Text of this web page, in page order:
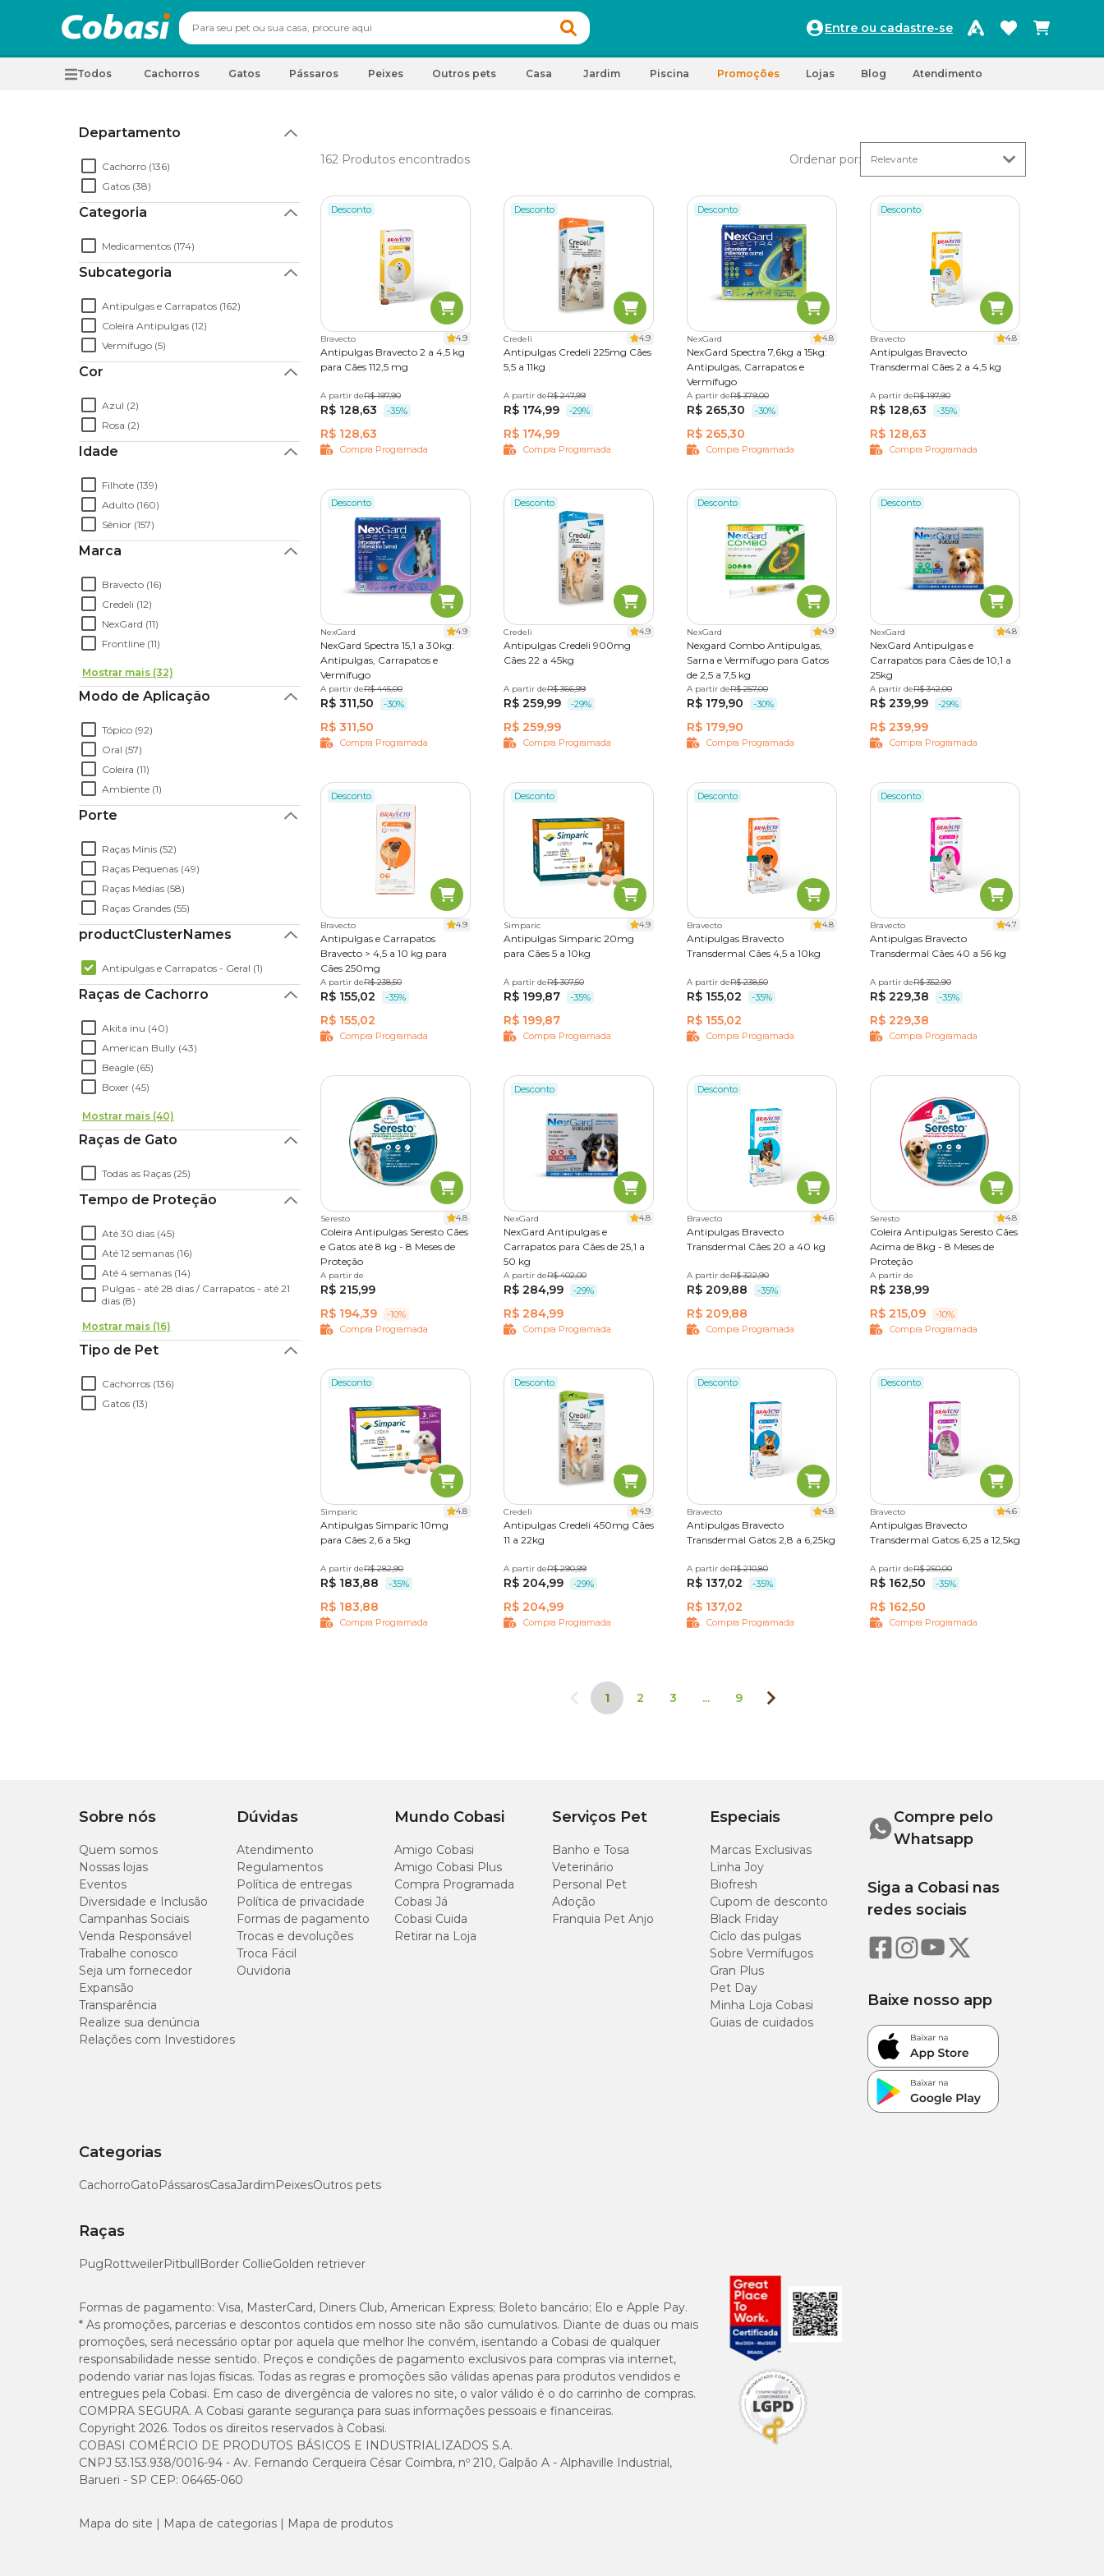
Entre ou cadastre-se
Todos Cachorros Gatos Pássaros Peixes Outros pets Casa Jardim Piscina Promoções Lojas Blog Atendimento
Departamento
Cachorro (136)
Gatos (38)
Categoria
Medicamentos (174)
Subcategoria
Antipulgas e Carrapatos (162)
Coleira Antipulgas (12)
Vermífugo (5)
Cor
Azul (2)
Rosa (2)
Idade
Filhote (139)
Adulto (160)
Sênior (157)
Marca
Bravecto (16)
Credeli (12)
NexGard (11)
Frontline (11)
Mostrar mais (32)
Modo de Aplicação
Tópico (92)
Oral (57)
Coleira (11)
Ambiente (1)
Porte
Raças Minis (52)
Raças Pequenas (49)
Raças Médias (58)
Raças Grandes (55)
productClusterNames
Antipulgas e Carrapatos - Geral (1)
Raças de Cachorro
Akita inu (40)
American Bully (43)
Beagle (65)
Boxer (45)
Mostrar mais (40)
Raças de Gato
Todas as Raças (25)
Tempo de Proteção
Até 30 dias (45)
Até 12 semanas (16)
Até 4 semanas (14)
Pulgas - até 28 dias / Carrapatos - até 21
dias (8)
Mostrar mais (16)
Tipo de Pet
Cachorros (136)
Gatos (13)
162 Produtos encontrados Ordenar por:
Desconto
Bravecto 4.9
Antipulgas Bravecto 2 a 4,5 kg
para Cães 112,5 mg
1 comprimido
A partir deR$ 197,90
R$ 128,63 -35%
R$ 128,63
Compra Programada
Desconto
Credeli 4.9
Antipulgas Credeli 225mg Cães
5,5 a 11kg
1 comprimido 3 comprimidos
A partir deR$ 247,99
R$ 174,99 -29%
R$ 174,99
Compra Programada
Desconto
NexGard 4.8
NexGard Spectra 7,6kg a 15kg:
Antipulgas, Carrapatos e
Vermífugo
1 tablete 3 tabletes
A partir deR$ 379,00
R$ 265,30 -30%
R$ 265,30
Compra Programada
Desconto
Bravecto 4.8
Antipulgas Bravecto
Transdermal Cães 2 a 4,5 kg
112,5 mg
A partir deR$ 197,90
R$ 128,63 -35%
R$ 128,63
Compra Programada
Desconto
NexGard 4.9
NexGard Spectra 15,1 a 30kg:
Antipulgas, Carrapatos e
Vermífugo
1 tablete 3 tabletes
A partir deR$ 445,00
R$ 311,50 -30%
R$ 311,50
Compra Programada
Desconto
Credeli 4.9
Antipulgas Credeli 900mg
Cães 22 a 45kg
1 comprimido 3 comprimidos
A partir deR$ 366,99
R$ 259,99 -29%
R$ 259,99
Compra Programada
Desconto
NexGard 4.9
Nexgard Combo Antipulgas,
Sarna e Vermífugo para Gatos
de 2,5 a 7,5 kg
1 pipeta 3 pipetas
A partir deR$ 257,00
R$ 179,90 -30%
R$ 179,90
Compra Programada
Desconto
NexGard 4.8
NexGard Antipulgas e
Carrapatos para Cães de 10,1 a
25kg
1 tablete 3 tabletes
A partir deR$ 342,00
R$ 239,99 -29%
R$ 239,99
Compra Programada
Desconto
Bravecto 4.9
Antipulgas e Carrapatos
Bravecto > 4,5 a 10 kg para
Cães 250mg
1 comprimido
A partir deR$ 238,50
R$ 155,02 -35%
R$ 155,02
Compra Programada
Desconto
Simparic 4.9
Antipulgas Simparic 20mg
para Cães 5 a 10kg
1 comprimido
A partir deR$ 307,50
R$ 199,87 -35%
R$ 199,87
Compra Programada
Desconto
Bravecto 4.8
Antipulgas Bravecto
Transdermal Cães 4,5 a 10kg
250 mg
A partir deR$ 238,50
R$ 155,02 -35%
R$ 155,02
Compra Programada
Desconto
Bravecto 4.7
Antipulgas Bravecto
Transdermal Cães 40 a 56 kg
1400 mg
A partir deR$ 352,90
R$ 229,38 -35%
R$ 229,38
Compra Programada
Seresto 4.8
Coleira Antipulgas Seresto Cães
e Gatos até 8 kg - 8 Meses de
Proteção
Único
A partir de
R$ 215,99
R$ 194,39
-10%
Compra Programada
Desconto
NexGard 4.8
NexGard Antipulgas e
Carrapatos para Cães de 25,1 a
50 kg
1 tablete 3 tabletes
A partir deR$ 402,00
R$ 284,99 -29%
R$ 284,99
Compra Programada
Desconto
Bravecto 4.6
Antipulgas Bravecto
Transdermal Cães 20 a 40 kg
1000 mg
A partir deR$ 322,90
R$ 209,88 -35%
R$ 209,88
Compra Programada
Seresto 4.8
Coleira Antipulgas Seresto Cães
Acima de 8kg - 8 Meses de
Proteção
Único
A partir de
R$ 238,99
R$ 215,09
-10%
Compra Programada
Desconto
Simparic 4.8
Antipulgas Simparic 10mg
para Cães 2,6 a 5kg
1 comprimido 3 comprimidos
A partir deR$ 282,90
R$ 183,88 -35%
R$ 183,88
Compra Programada
Desconto
Credeli 4.9
Antipulgas Credeli 450mg Cães
11 a 22kg
1 comprimido 3 comprimidos
A partir deR$ 290,99
R$ 204,99 -29%
R$ 204,99
Compra Programada
Desconto
Bravecto 4.8
Antipulgas Bravecto
Transdermal Gatos 2,8 a 6,25kg
250 mg
A partir deR$ 210,80
R$ 137,02 -35%
R$ 137,02
Compra Programada
Desconto
Bravecto 4.6
Antipulgas Bravecto
Transdermal Gatos 6,25 a 12,5kg
500 mg
A partir deR$ 250,00
R$ 162,50 -35%
R$ 162,50
Compra Programada
1 2 3 ... 9
Sobre nós
Quem somos
Nossas lojas
Eventos
Diversidade e Inclusão
Campanhas Sociais
Venda Responsável
Trabalhe conosco
Seja um fornecedor
Expansão
Transparência
Realize sua denúncia
Relações com Investidores
Dúvidas
Atendimento
Regulamentos
Política de entregas
Política de privacidade
Formas de pagamento
Trocas e devoluções
Troca Fácil
Ouvidoria
Mundo Cobasi
Amigo Cobasi
Amigo Cobasi Plus
Compra Programada
Cobasi Já
Cobasi Cuida
Retirar na Loja
Serviços Pet
Banho e Tosa
Veterinário
Personal Pet
Adoção
Franquia Pet Anjo
Especiais
Marcas Exclusivas
Linha Joy
Biofresh
Cupom de desconto
Black Friday
Ciclo das pulgas
Sobre Vermífugos
Gran Plus
Pet Day
Minha Loja Cobasi
Guias de cuidados
Categorias
CachorroGatoPássarosCasaJardimPeixesOutros pets
Raças
PugRottweilerPitbullBorder CollieGolden retriever
Compre pelo
Whatsapp
Siga a Cobasi nas
redes sociais
Baixe nosso app
Formas de pagamento: Visa, MasterCard, Diners Club, American Express; Boleto bancário; Elo e Apple Pay.
* As promoções, parcerias e descontos contidos em nosso site não são cumulativos. Diante de duas ou mais
promoções, será necessário optar por aquela que melhor lhe convém, isentando a Cobasi de qualquer
responsabilidade nesse sentido. Preços e condições de pagamento exclusivos para compras via internet,
podendo variar nas lojas físicas. Todas as regras e promoções são válidas apenas para produtos vendidos e
entregues pela Cobasi. Em caso de divergência de valores no site, o valor válido é o do carrinho de compras.
COMPRA SEGURA. A Cobasi garante segurança para suas informações pessoais e financeiras.
Copyright 2026. Todos os direitos reservados à Cobasi.
COBASI COMÉRCIO DE PRODUTOS BÁSICOS E INDUSTRIALIZADOS S.A.
CNPJ 53.153.938/0016-94 - Av. Fernando Cerqueira César Coimbra, nº 210, Galpão A - Alphaville Industrial,
Barueri - SP CEP: 06465-060
Mapa do site Mapa de categorias Mapa de produtos